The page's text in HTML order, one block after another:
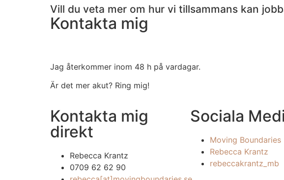
Vill du veta mer om hur vi tillsammans kan
Kontakta mig
Jag återkommer inom 48 h på vardagar.
Är det mer akut? Ring mig!
Kontakta mig
direkt
Rebecca Krantz
0709 62 62 90
Sociala
Moving Boundaries
Rebecca Krantz
rebeccakrantz_mb